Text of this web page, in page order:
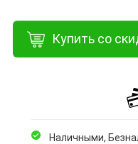
Купить со
Наличными,